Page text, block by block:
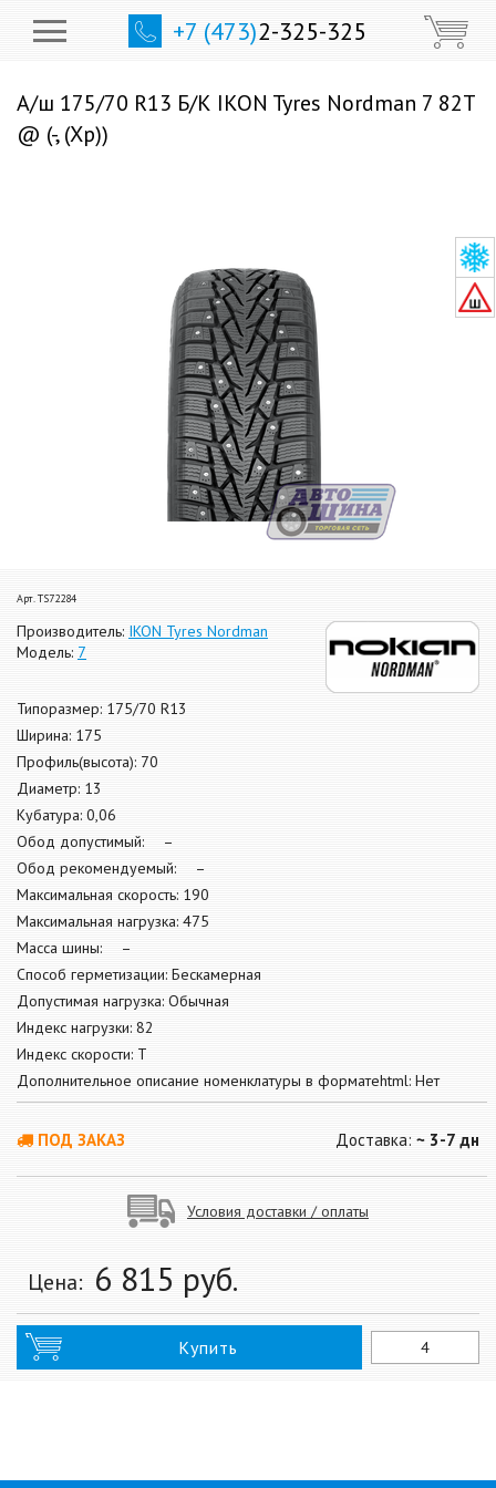
+7 (473)2-325-325
А/ш 175/70 R13 Б/К IKON Tyres Nordman 7 82T
@ (-, (Хр))
Арт. TS72284
Производитель: IKON Tyres Nordman
Модель: 7
Типоразмер: 175/70 R13
Ширина: 175
Профиль(высота): 70
Диаметр: 13
Кубатура: 0,06
Обод допустимый: –
Обод рекомендуемый: –
Максимальная скорость: 190
Максимальная нагрузка: 475
Масса шины: –
Способ герметизации: Бескамерная
Допустимая нагрузка: Обычная
Индекс нагрузки: 82
Индекс скорости: T
Дополнительное описание номенклатуры в форматеhtml: Нет
ПОД ЗАКАЗ Доставка: ~ 3-7 дн
Условия доставки / оплаты
Цена: 6 815 руб.
Купить